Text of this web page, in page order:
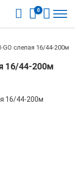
0
GO слепая 16/44-200м
16/44-200м